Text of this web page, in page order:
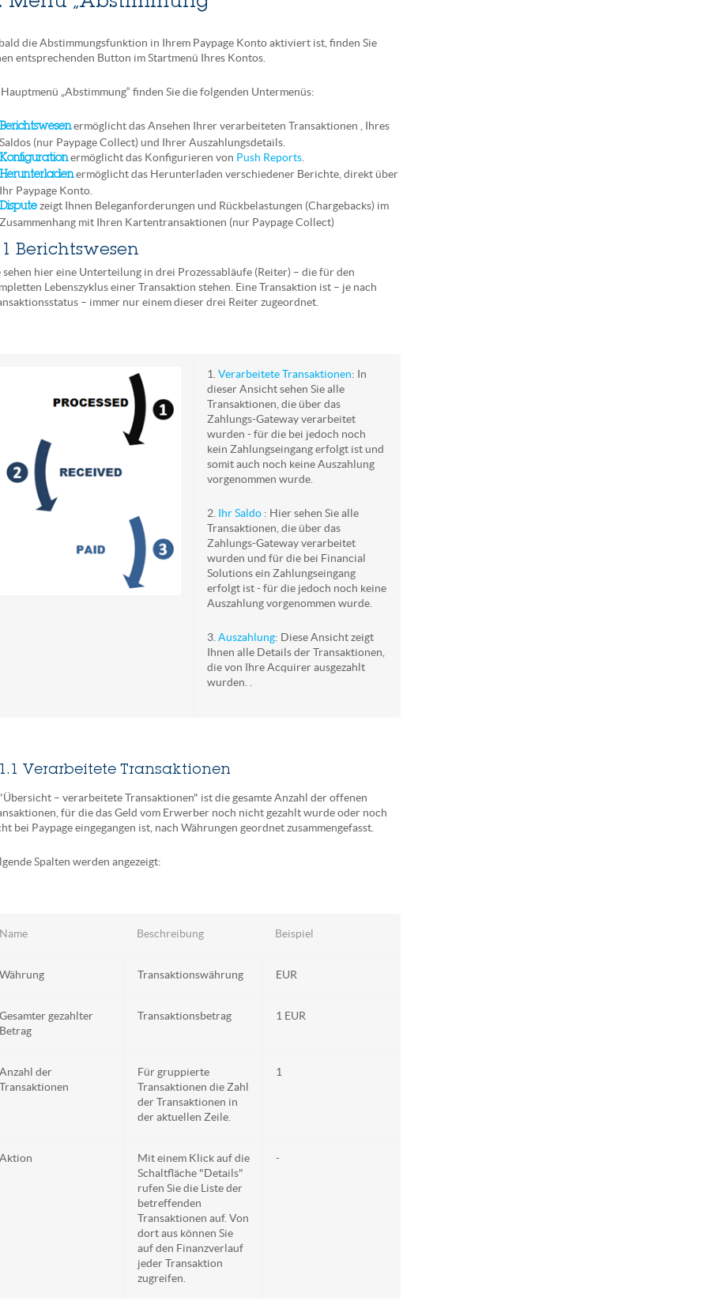
die Abstimmungsfunktion in Ihrem Paypage Konto aktiviert ist, finden Sie
entsprechenden Button im Startmenü Ihres Kontos.
„Abstimmung“ finden Sie die folgenden Untermenüs:
Berichtswesenermöglicht das Ansehen Ihrer verarbeiteten Transaktionen , Ihres
Saldos (nur Paypage Collect) und Ihrer Auszahlungsdetails.
Konfigurationermöglicht das Konfigurieren von Push Reports
Herunterladenermöglicht das Herunterladen verschiedener Berichte, direkt über
Ihr Paypage Konto.
Disputezeigt Ihnen Beleganforderungen und Rückbelastungen (Chargebacks) im
Zusammenhang mit Ihren Kartentransaktionen (nur Paypage Collect)
Berichtswesen
sehen hier eine Unterteilung in drei Prozessabläufe (Reiter) – die für den
Lebenszyklus einer Transaktion stehen. Eine Transaktion ist – je nach
– immer nur einem dieser drei Reiter zugeordnet.
1.Verarbeitete Transaktionen: In
dieser Ansicht sehen Sie alle
Transaktionen, die über das
Zahlungs-Gateway verarbeitet
wurden - für die bei jedoch noch
kein Zahlungseingang erfolgt ist und
somit auch noch keine Auszahlung
vorgenommen wurde.
2. Ihr Saldo : Hier sehen Sie alle
Transaktionen, die über das
Zahlungs-Gateway verarbeitet
wurden und für die bei Financial
Solutions ein Zahlungseingang
erfolgt ist - für die jedoch noch keine
Auszahlung vorgenommen wurde.
3.Auszahlung: Diese Ansicht zeigt
Ihnen alle Details der Transaktionen,
die von Ihre Acquirer ausgezahlt
wurden. .
Verarbeitete Transaktionen
– verarbeitete Transaktionen" ist die gesamte Anzahl der offenen
für die das Geld vom Erwerber noch nicht gezahlt wurde oder noch
bei Paypage eingegangen ist, nach Währungen geordnet zusammengefasst.
Spalten werden angezeigt:
Name Beschreibung Beispiel
Währung Transaktionswährung EUR
Gesamter gezahlter
Betrag
Transaktionsbetrag 1 EUR
Anzahl der
Transaktionen
Für gruppierte
Transaktionen die Zahl
der Transaktionen in
der aktuellen Zeile.
1
Aktion
Mit einem Klick auf die
Schaltfläche "Details"
rufen Sie die Liste der
betreffenden
Transaktionen auf. Von
dort aus können Sie
auf den Finanzverlauf
jeder Transaktion
zugreifen.
-